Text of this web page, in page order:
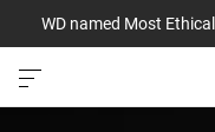
WD named Most